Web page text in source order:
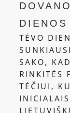
DIENOS
TĖVO
SAKO, KAD
RINKITĖS
TĖČIUI,